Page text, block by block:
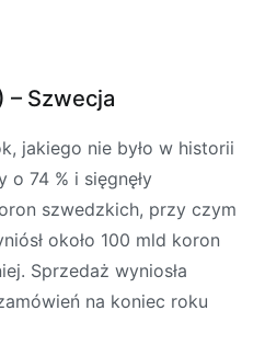
– Szwecja
jakiego nie było w historii
o 74 % i sięgnęły
szwedzkich, przy czym
około 100 mld koron
Sprzedaż wyniosła
na koniec roku